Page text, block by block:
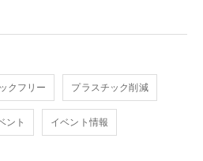
クフリー プラスチック削減
ント イベント情報